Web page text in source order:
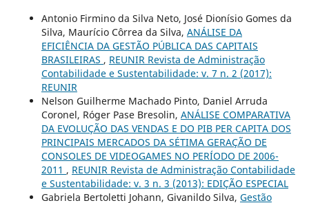
Antonio Firmino da Silva Neto, José Dionísio Gomes da
Silva, Maurício Côrrea da Silva, ANÁLISE DA
EFICIÊNCIA DA GESTÃO PÚBLICA DAS CAPITAIS
BRASILEIRAS , REUNIR Revista de Administração
Contabilidade e Sustentabilidade: v. 7 n. 2 (2017):
REUNIR
Nelson Guilherme Machado Pinto, Daniel Arruda
Coronel, Róger Pase Bresolin, ANÁLISE COMPARATIVA
DA EVOLUÇÃO DAS VENDAS E DO PIB PER CAPITA DOS
PRINCIPAIS MERCADOS DA SÉTIMA GERAÇÃO DE
CONSOLES DE VIDEOGAMES NO PERÍODO DE 2006-
2011 , REUNIR Revista de Administração Contabilidade
e Sustentabilidade: v. 3 n. 3 (2013): EDIÇÃO ESPECIAL
Gabriela Bertoletti Johann, Givanildo Silva, Gestão